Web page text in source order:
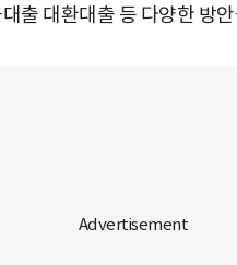
출 대환대출 등 다양한 방